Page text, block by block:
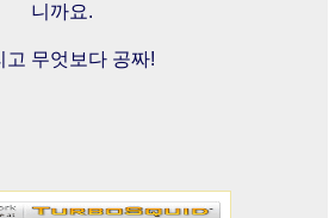
니까요.
고 무엇보다 공짜!